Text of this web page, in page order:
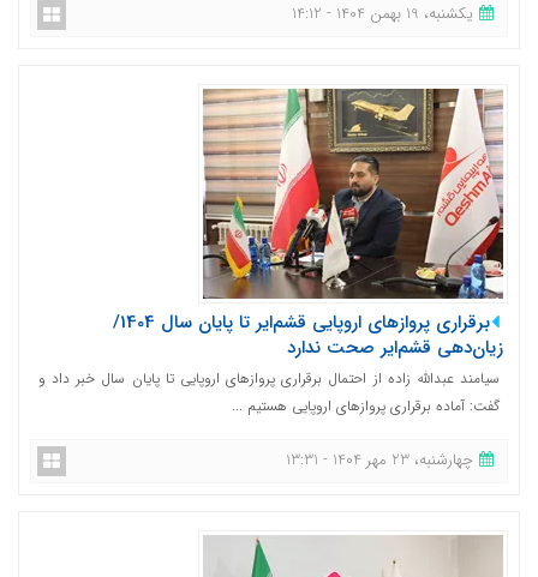
یکشنبه، 19 بهمن 1404 - 14:12
برقراری پروازهای اروپایی قشم‌ایر تا پایان سال 1404/
زیان‌دهی قشم‌ایر صحت ندارد
سیامند عبدالله زاده از احتمال برقراری پروازهای اروپایی تا پایان سال خبر داد و
گفت: آماده برقراری پروازهای اروپایی هستیم ...
چهارشنبه، 23 مهر 1404 - 13:31